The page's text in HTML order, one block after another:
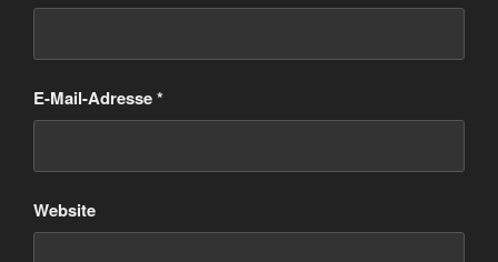
E-Mail-Adresse*
Website